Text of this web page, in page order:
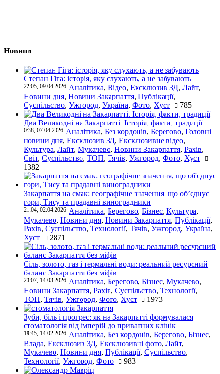
Новини
Степан Гіга: історія, яку слухають, а не забувають
22:05, 09.04.2026 Аналітика, Відео, Ексклюзив ЗД, Лайт,
Новини дня, Новини Закарпаття, Публікації,
Суспільство, Ужгород, Україна, Фото, Хуст 785
Два Великодні на Закарпатті. Історія, факти, традиції
0:38, 07.04.2026 Аналітика, Без кордонів, Берегово, Головні
новини дня, Ексклюзив ЗД, Ексклюзивне відео,
Культура, Лайт, Мукачево, Новини Закарпаття, Рахів,
Світ, Суспільство, ТОП, Тячів, Ужгород, Фото, Хуст
1382
Закарпаття на смак: географічне значення, що об’єднує
гори, Тису та прадавні виноградники
21:04, 02.04.2026 Аналітика, Берегово, Бізнес, Культура,
Мукачево, Новини дня, Новини Закарпаття, Публікації,
Рахів, Суспільство, Технології, Тячів, Ужгород, Україна,
Хуст
2871
Сіль, золото, газ і термальні води: реальний ресурсний
баланс Закарпаття без міфів
23:07, 14.03.2026 Аналітика, Берегово, Бізнес, Мукачево,
Новини Закарпаття, Рахів, Суспільство, Технології,
ТОП, Тячів, Ужгород, Фото, Хуст 1973
Зуби, біль і прогрес: як на Закарпатті формувалася
стоматологія від імперій до приватних клінік
19:45, 14.02.2026 Аналітика, Без кордонів, Берегово, Бізнес,
Влада, Ексклюзив ЗД, Ексклюзивні фото, Лайт,
Мукачево, Новини дня, Публікації, Суспільство,
Технології, Ужгород, Фото 983